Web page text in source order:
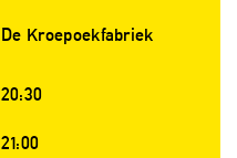
De Kroepoekfabriek
20:30
21:00